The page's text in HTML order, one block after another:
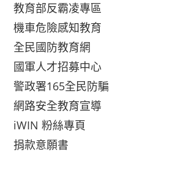
教育部反霸凌專區
機車危險感知教育
全民國防教育網
國軍人才招募中心
警政署165全民防騙
網路安全教育宣導
iWIN 粉絲專頁
捐款意願書